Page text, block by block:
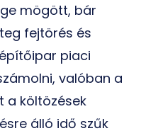
mögött, bár
fejtörés és
piaci
valóban a
a költözések
álló idő szűk